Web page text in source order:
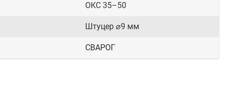
ОКС 35–50
Штуцер ⌀9 мм
СВАРОГ